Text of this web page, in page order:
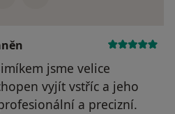
jsme velice
vyjít vstříc a jeho
a precizní.